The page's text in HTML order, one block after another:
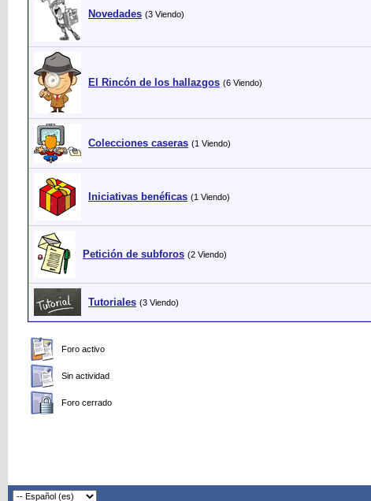
Novedades (3 Viendo)
El Rincón de los hallazgos (6 Viendo)
Colecciones caseras (1 Viendo)
Iniciativas benéficas (1 Viendo)
Petición de subforos (2 Viendo)
Tutoriales (3 Viendo)
Foro activo
Sin actividad
Foro cerrado